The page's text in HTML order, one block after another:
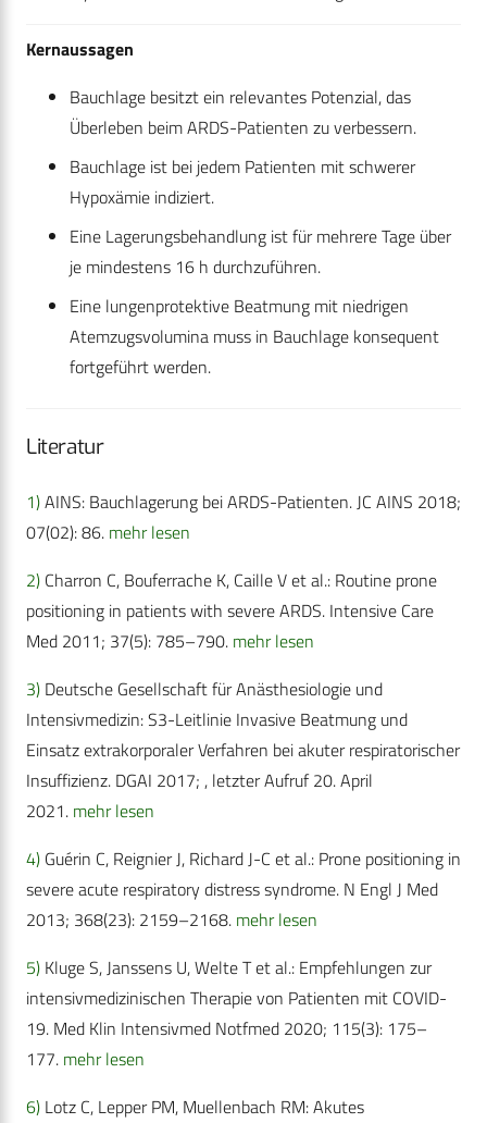
Kernaussagen
Bauchlage besitzt ein relevantes Potenzial, das
Überleben beim ARDS-Patienten zu verbessern.
Bauchlage ist bei jedem Patienten mit schwerer
Hypoxämie indiziert.
Eine Lagerungsbehandlung ist für mehrere Tage über
je mindestens 16 h durchzuführen.
Eine lungenprotektive Beatmung mit niedrigen
Atemzugsvolumina muss in Bauchlage konsequent
fortgeführt werden.
Literatur
1)AINS: Bauchlagerung bei ARDS-Patienten. JC AINS 2018;
07(02): 86. mehr lesen
2) Charron C, Bouferrache K, Caille V et al.: Routine prone
positioning in patients with severe ARDS. Intensive Care
Med 2011; 37(5): 785–790. mehr lesen
3) Deutsche Gesellschaft für Anästhesiologie und
Intensivmedizin: S3-Leitlinie Invasive Beatmung und
Einsatz extrakorporaler Verfahren bei akuter respiratorischer
Insuffizienz. DGAI 2017; , letzter Aufruf 20. April
2021. mehr lesen
4) Guérin C, Reignier J, Richard J-C et al.: Prone positioning in
severe acute respiratory distress syndrome. N Engl J Med
2013; 368(23): 2159–2168. mehr lesen
5) Kluge S, Janssens U, Welte T et al.: Empfehlungen zur
intensivmedizinischen Therapie von Patienten mit COVID-
19. Med Klin Intensivmed Notfmed 2020; 115(3): 175–
177. mehr lesen
6) Lotz C, Lepper PM, Muellenbach RM: Akutes